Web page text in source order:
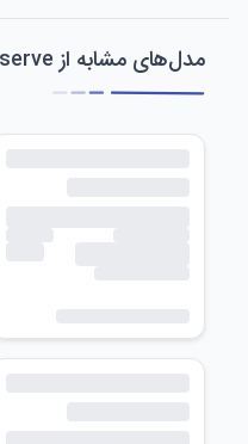
مدل‌های مشابه از Invicta Reserve